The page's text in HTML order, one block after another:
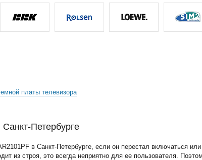
платы телевизора
Петербурге
в Санкт-Петербурге, если он перестал включаться или
из строя, это всегда неприятно для ее пользователя.